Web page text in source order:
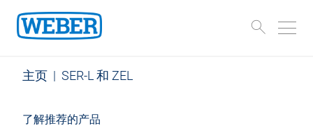
主页 | SER-L 和 ZEL
了解推荐的产品